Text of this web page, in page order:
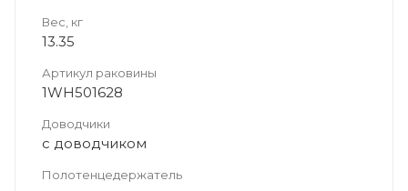
Вес, кг
13.35
Артикул раковины
1WH501628
Доводчики
с доводчиком
Полотенцедержатель